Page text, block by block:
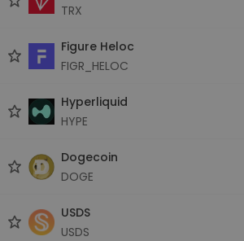
TRX
Figure Heloc
FIGR_HELOC
Hyperliquid
HYPE
Dogecoin
DOGE
USDS
USDS